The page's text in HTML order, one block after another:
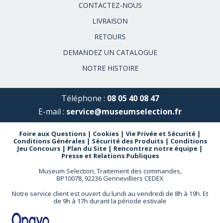
CONTACTEZ-NOUS
LIVRAISON
RETOURS
DEMANDEZ UN CATALOGUE
NOTRE HISTOIRE
Téléphone : 08 05 40 08 47
E-mail : service@museumselection.fr
Foire aux Questions | Cookies | Vie Privée et Sécurité |
Conditions Générales| Sécurité des Produits| Conditions
Jeu Concours | Plan du Site | Rencontrez notre équipe |
Presse et Relations Publiques
Museum Selection, Traitement des commandes,
BP10078, 92236 Gennevilliers CEDEX
Notre service client est ouvert du lundi au vendredi de 8h à 19h. Et
de 9h à 17h durant la période estivale